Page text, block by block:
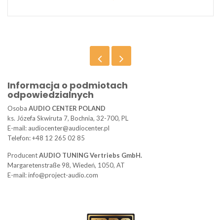
Informacja o podmiotach
odpowiedzialnych
Osoba AUDIO CENTER POLAND
ks. Józefa Skwiruta 7, Bochnia, 32-700, PL
E-mail: audiocenter@audiocenter.pl
Telefon: +48 12 265 02 85
ProducentAUDIO TUNING Vertriebs GmbH.
Margaretenstraße 98, Wiedeń, 1050, AT
E-mail: info@project-audio.com